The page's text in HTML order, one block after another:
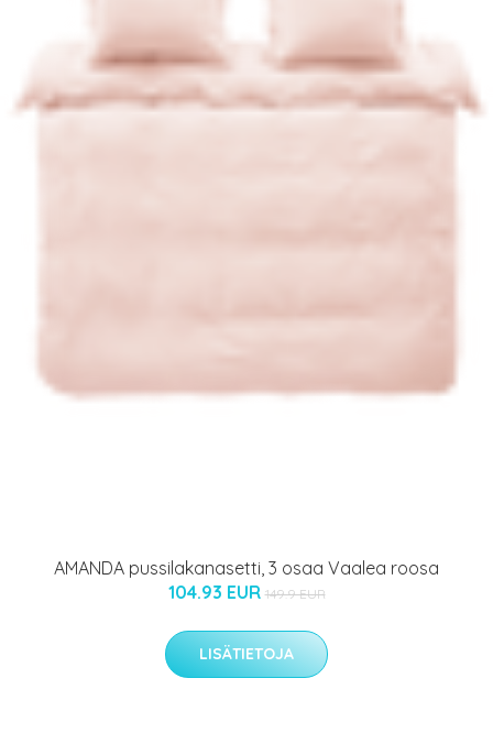
AMANDA pussilakanasetti, 3 osaa Vaalea roosa
104.93 EUR 149.9 EUR
LISÄTIETOJA